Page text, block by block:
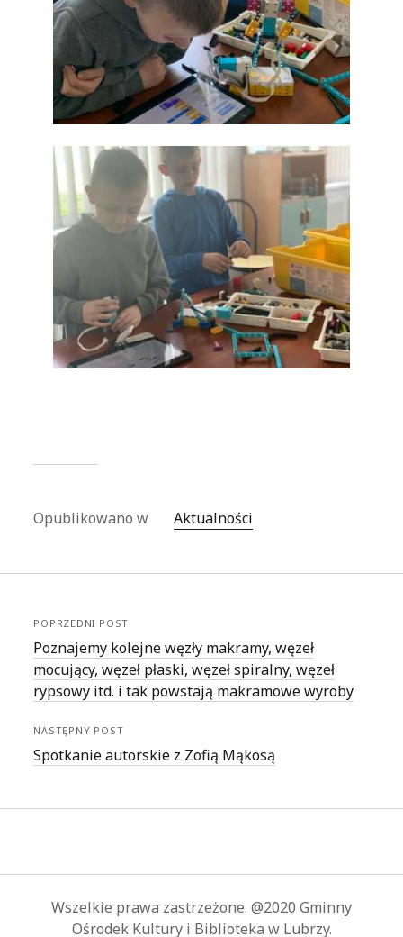
Opublikowano w Aktualności
POPRZEDNI POST
Poznajemy kolejne węzły makramy, węzeł
mocujący, węzeł płaski, węzeł spiralny, węzeł
rypsowy itd. i tak powstają makramowe wyroby
NASTĘPNY POST
Spotkanie autorskie z Zofią Mąkosą
Wszelkie prawa zastrzeżone. @2020 Gminny
Ośrodek Kultury i Biblioteka w Lubrzy.